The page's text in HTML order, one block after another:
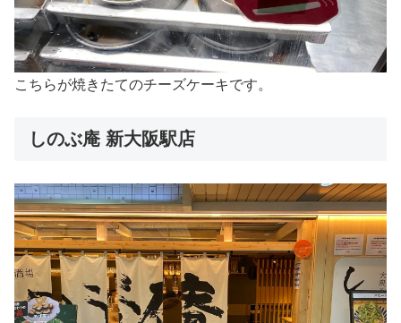
こちらが焼きたてのチーズケーキです。
しのぶ庵 新大阪駅店